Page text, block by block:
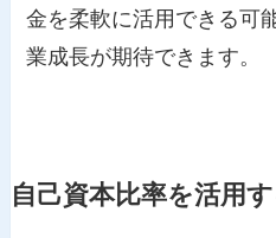
金を柔軟に活用できる可
業成長が期待できます。
自己資本比率を活用